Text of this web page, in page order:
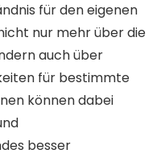
für den eigenen
nur mehr über die
auch über
für bestimmte
können dabei
besser